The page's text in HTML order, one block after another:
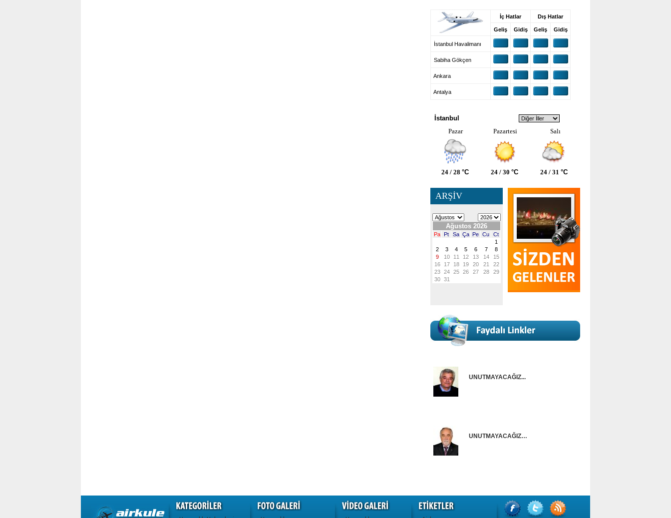
İç Hatlar Dış Hatlar
Geliş Gidiş Geliş Gidiş
İstanbul Havalimanı
Sabiha Gökçen
Ankara
Antalya
İstanbul
Pazar
Pazartesi Salı
24 / 28 °C 24 / 30 °C 24 / 31 °C
ARŞİV
UNUTMAYACAĞIZ...
UNUTMAYACAĞIZ…